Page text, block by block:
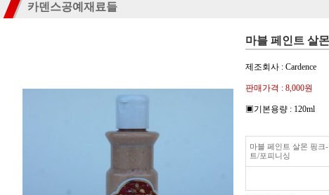
카덴스공예재료들
마블 페인트 살
제조회사 : Cardence
판매가격 : 8,000원
▣기본용량 : 120ml
마블 페인트 살몬 핑크
트/포피니싱